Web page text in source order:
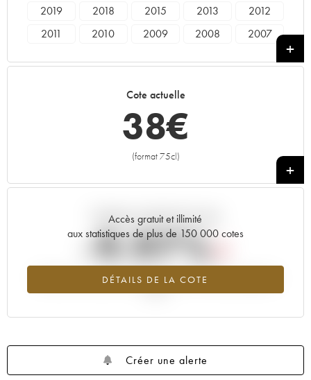
2019 2018 2015 2013
2012
2011
2010 2009 2008
2007
Cote actuelle
38€
(format 75cl)
+
Accès gratuit et illimité
aux statistiques de plus de 150 000 cotes
DÉTAILS DE LA COTE
Tendance actuelle de la cote
-9.97%
Tendance à la baisse du millésime 2005 en 2026 par rapport à
Créer une alerte